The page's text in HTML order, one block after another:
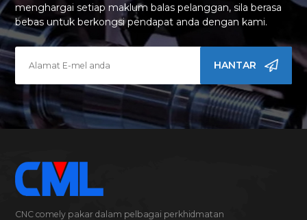
menghargai setiap maklum balas pelanggan, sila berasa
bebas untuk berkongsi pendapat anda dengan kami.
HANTAR
CNC comely pakar dalam pelbagai perkhidmatan